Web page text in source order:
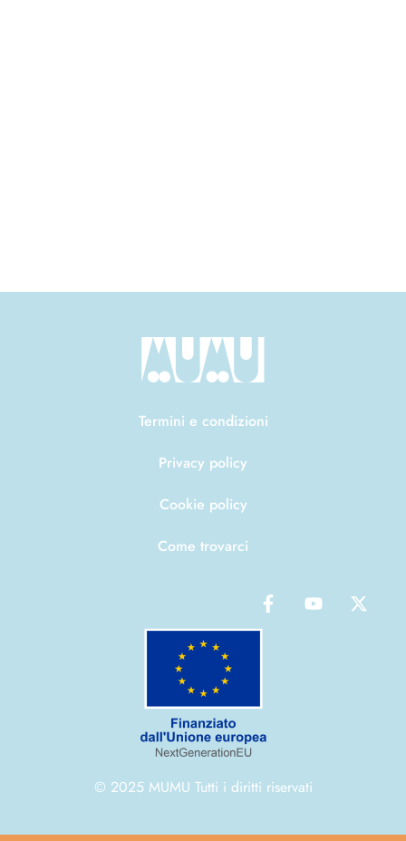
Termini e condizioni
Privacy policy
Cookie policy
Come trovarci
© 2025 MUMU Tutti i diritti riservati